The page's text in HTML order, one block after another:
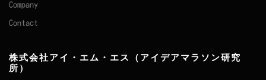
Company
Contact
株式会社アイ・エム・エス（アイデアマラソン研究
所）